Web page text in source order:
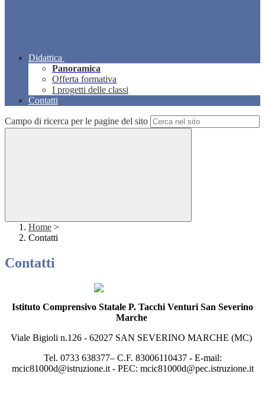
Didattica
Panoramica
Offerta formativa
I progetti delle classi
Contatti
Campo di ricerca per le pagine del sito
Home >
Contatti
Contatti
Istituto Comprensivo Statale P. Tacchi Venturi San Severino
Marche
Viale Bigioli n.126 - 62027 SAN SEVERINO MARCHE (MC)
Tel. 0733 638377– C.F. 83006110437 - E-mail:
mcic81000d@istruzione.it - PEC: mcic81000d@pec.istruzione.it